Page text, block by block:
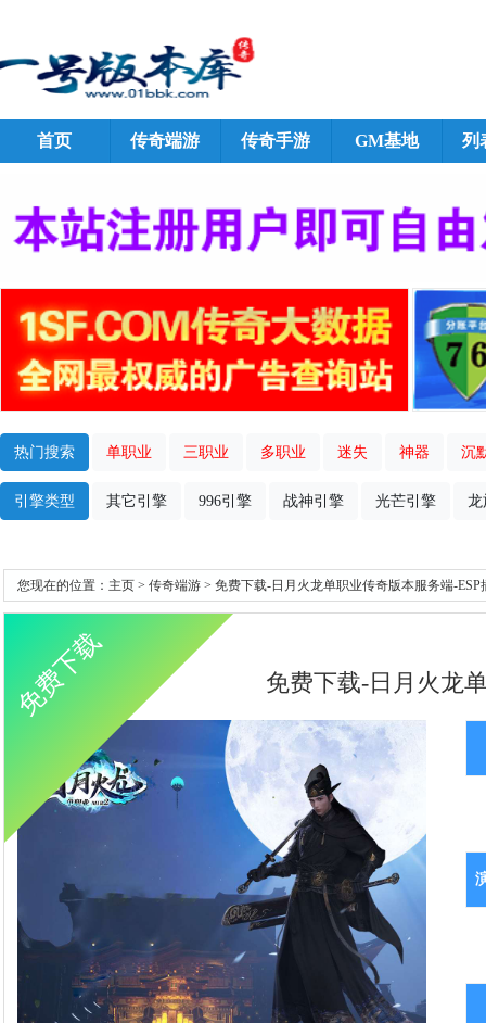
首页 传奇端游 传奇手游 GM基地 列
热门搜索 单职业 三职业 多职业 迷失 神器 沉
引擎类型 其它引擎 996引擎 战神引擎 光芒引擎 龙
您现在的位置： 主页 > 传奇端游 > 免费下载-日月火龙单职业传奇版本服务端-
免费下载 免费下载-日月火龙